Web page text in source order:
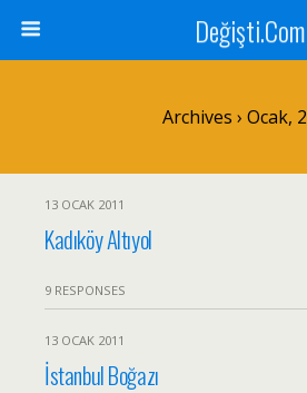
Değişti.Com
Archives › Ocak,
13 OCAK 2011
Kadıköy Altıyol
9 RESPONSES
13 OCAK 2011
İstanbul Boğazı